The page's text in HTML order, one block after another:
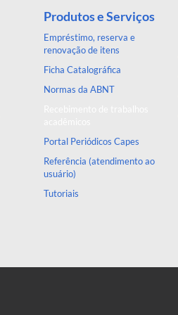
Produtos e Serviços
Empréstimo, reserva e
renovação de itens
Ficha Catalográfica
Normas da ABNT
Portal Periódicos Capes
Referência (atendimento ao
usuário)
Tutoriais